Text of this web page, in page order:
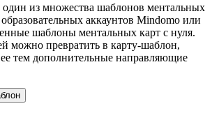
из множества шаблонов ментальных
аккаунтов Mindomo или
шаблоны ментальных карт с нуля.
можно превратить в карту-шаблон,
тем дополнительные направляющие